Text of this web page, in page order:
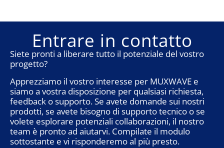
Entrare in contatto
Siete pronti a liberare tutto il potenziale del vostro
progetto?
Apprezziamo il vostro interesse per MUXWAVE e
siamo a vostra disposizione per qualsiasi richiesta,
feedback o supporto. Se avete domande sui nostri
prodotti, se avete bisogno di supporto tecnico o se
volete esplorare potenziali collaborazioni, il nostro
team è pronto ad aiutarvi. Compilate il modulo
sottostante e vi risponderemo al più presto.